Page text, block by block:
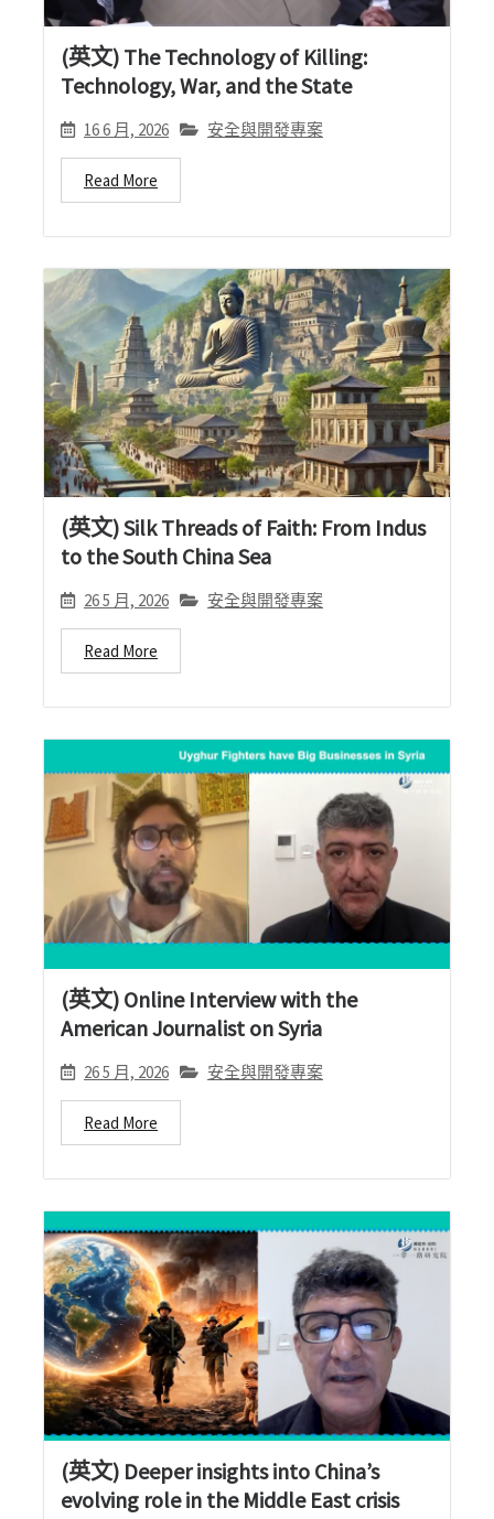
(英文) The Technology of Killing:
Technology, War, and the State
16 6 月, 2026 安全與開發專案
Read More
(英文) Silk Threads of Faith: From Indus
to the South China Sea
26 5 月, 2026 安全與開發專案
Read More
(英文) Online Interview with the
American Journalist on Syria
26 5 月, 2026 安全與開發專案
Read More
(英文) Deeper insights into China’s
evolving role in the Middle East crisis